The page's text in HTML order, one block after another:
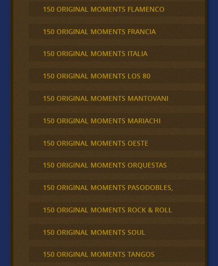
150 ORIGINAL MOMENTS FLAMENCO
150 ORIGINAL MOMENTS FRANCIA
150 ORIGINAL MOMENTS ITALIA
150 ORIGINAL MOMENTS LOS 80
150 ORIGINAL MOMENTS MANTOVANI
150 ORIGINAL MOMENTS MARIACHI
150 ORIGINAL MOMENTS OESTE
150 ORIGINAL MOMENTS ORQUESTAS
150 ORIGINAL MOMENTS PASODOBLES,
150 ORIGINAL MOMENTS ROCK & ROLL
150 ORIGINAL MOMENTS SOUL
150 ORIGINAL MOMENTS TANGOS